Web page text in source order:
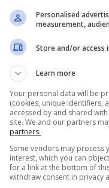
case e
confine della
l’aspetto
scelto come
Personalised
measurement,
Store and/or access
Learn more
Your personal data will be
(cookies, unique identifiers,
accessed by and shared
site. We and our partners
partners.
Some vendors may
interest, which you can
for a link at the bottom of
withdraw consent in privacy